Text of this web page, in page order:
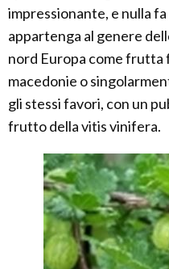
impressionante, e nulla
appartenga al genere
nord Europa come frutta
macedonie o
gli stessi favori, con un
frutto della vitis vinifera.